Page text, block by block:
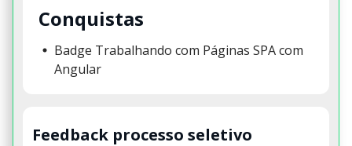
Conquistas
Badge Trabalhando com Páginas SPA com
Angular
Feedback processo seletivo